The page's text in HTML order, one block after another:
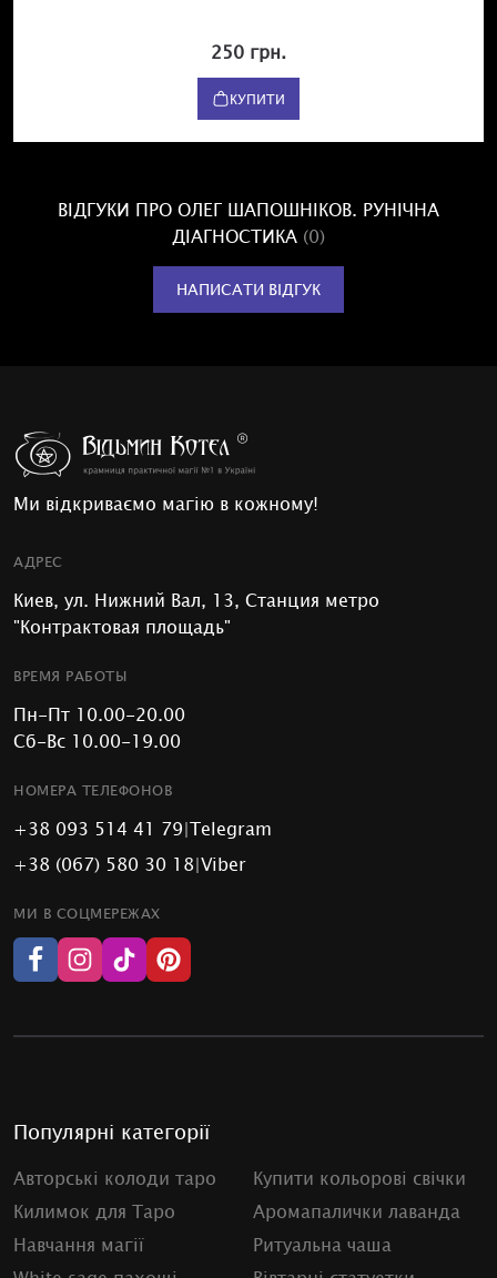
250 грн.
КУПИТИ
ВІДГУКИ ПРО ОЛЕГ ШАПОШНІКОВ. РУНІЧНА
ДІАГНОСТИКА (0)
НАПИСАТИ ВІДГУК
Ми відкриваємо магію в кожному!
АДРЕС
Киев, ул. Нижний Вал, 13, Станция метро
"Контрактовая площадь"
ВРЕМЯ РАБОТЫ
Пн-Пт 10.00-20.00
Сб-Вс 10.00-19.00
НОМЕРА ТЕЛЕФОНОВ
+38 093 514 41 79|Telegram
+38 (067) 580 30 18|Viber
МИ В СОЦМЕРЕЖАХ
Популярні категорії
Авторські колоди таро
Купити кольорові свічки
Килимок для Таро
Аромапалички лаванда
Навчання магії
Ритуальна чаша